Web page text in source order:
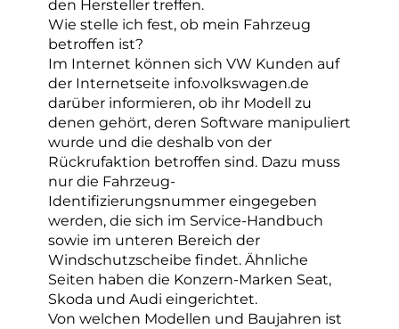
den Hersteller treffen.
Wie stelle ich fest, ob mein Fahrzeug
betroffen ist?
Im Internet können sich VW Kunden auf
der Internetseite info.volkswagen.de
darüber informieren, ob ihr Modell zu
denen gehört, deren Software manipuliert
wurde und die deshalb von der
Rückrufaktion betroffen sind. Dazu muss
nur die Fahrzeug-
Identifizierungsnummer eingegeben
werden, die sich im Service-Handbuch
sowie im unteren Bereich der
Windschutzscheibe findet. Ähnliche
Seiten haben die Konzern-Marken Seat,
Skoda und Audi eingerichtet.
Von welchen Modellen und Baujahren ist